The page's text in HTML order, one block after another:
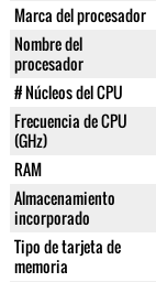
Marca del procesador
Nombre del
procesador
# Núcleos del CPU
Frecuencia de CPU
(GHz)
RAM
Almacenamiento
incorporado
Tipo de tarjeta de
memoria